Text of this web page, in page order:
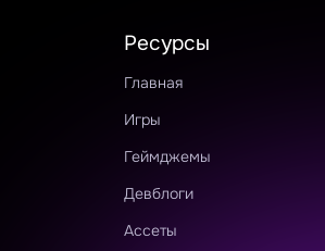
Ресурсы
Главная
Игры
Геймджемы
Девблоги
Ассеты